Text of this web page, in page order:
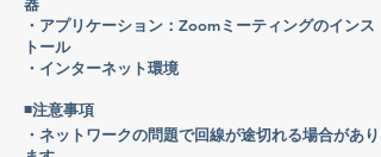
・アプリケーション：Zoomミーティングのインス
トール
​・インターネット環境
◾️注意事項
・ネットワークの問題で回線が途切れる場合があり